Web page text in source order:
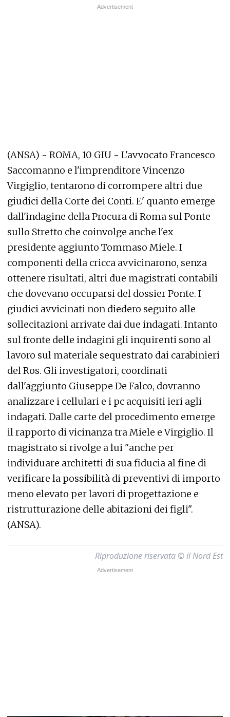
(ANSA) - ROMA, 10 GIU - L'avvocato Francesco
Saccomanno e l'imprenditore Vincenzo
Virgiglio, tentarono di corrompere altri due
giudici della Corte dei Conti. E' quanto emerge
dall'indagine della Procura di Roma sul Ponte
sullo Stretto che coinvolge anche l'ex
presidente aggiunto Tommaso Miele. I
componenti della cricca avvicinarono, senza
ottenere risultati, altri due magistrati contabili
che dovevano occuparsi del dossier Ponte. I
giudici avvicinati non diedero seguito alle
sollecitazioni arrivate dai due indagati. Intanto
sul fronte delle indagini gli inquirenti sono al
lavoro sul materiale sequestrato dai carabinieri
del Ros. Gli investigatori, coordinati
dall'aggiunto Giuseppe De Falco, dovranno
analizzare i cellulari e i pc acquisiti ieri agli
indagati. Dalle carte del procedimento emerge
il rapporto di vicinanza tra Miele e Virgiglio. Il
magistrato si rivolge a lui "anche per
individuare architetti di sua fiducia al fine di
verificare la possibilità di preventivi di importo
meno elevato per lavori di progettazione e
ristrutturazione delle abitazioni dei figli".
(ANSA).
Riproduzione riservata © il Nord Est